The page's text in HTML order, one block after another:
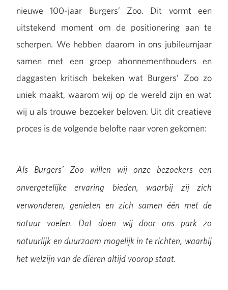
nieuwe 100-jaar Burgers’ Zoo. Dit vormt een
uitstekend moment om de positionering aan te
scherpen. We hebben daarom in ons jubileumjaar
samen met een groep abonnementhouders en
daggasten kritisch bekeken wat Burgers’ Zoo zo
uniek maakt, waarom wij op de wereld zijn en wat
wij u als trouwe bezoeker beloven. Uit dit creatieve
proces is de volgende belofte naar voren gekomen:
Als Burgers’ Zoo willen wij onze bezoekers een
onvergetelijke ervaring bieden, waarbij zij zich
verwonderen, genieten en zich samen één met de
natuur voelen. Dat doen wij door ons park zo
natuurlijk en duurzaam mogelijk in te richten, waarbij
het welzijn van de dieren altijd voorop staat.